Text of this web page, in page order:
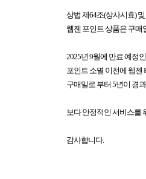
상법 제64조(상사시효)
웹젠 포인트 상품은 구매
2025년 9월에 만료 예정
포인트 소멸 이전에 웹젠
구매일로 부터 5년이 경
보다 안정적인 서비스를
감사합니다.